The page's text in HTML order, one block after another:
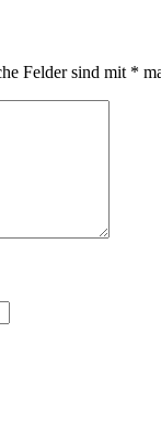
Felder sind mit *